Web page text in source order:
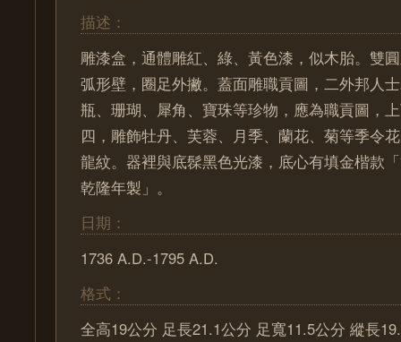
描述：
雕漆盒，通體雕紅、綠、黃色漆，似木胎。雙
弧形壁，圈足外撇。蓋面雕職貢圖，二外邦人
瓶、珊瑚、犀角、寶珠等珍物，應為職貢圖，
四，雕飾牡丹、芙蓉、月季、蘭花、菊等季令
龍紋。器裡與底髹黑色光漆，底心有填金楷款
乾隆年製」。
日期：
1736 A.D.-1795 A.D.
格式：
全高19公分 足長21.1公分 足寬11.5公分 縱長